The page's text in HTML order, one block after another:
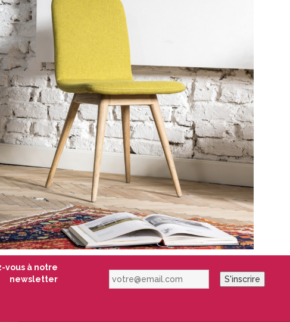
vous à notre
newsletter
votre@email.com S'inscrire